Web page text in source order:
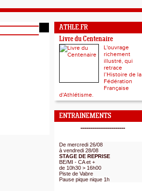
ATHLE.FR
Livre du Centenaire
L'ouvrage
richement
illustré, qui
retrace
l’Histoire de la
Fédération
Française
d'Athlétisme.
ENTRAINEMENTS
-----------------------
De mercredi 26/08
à vendredi 28/08
STAGE DE REPRISE
BE/MI - CA et +
de 10h30 > 16h00
Piste de Vabre
Pause pique nique 1h